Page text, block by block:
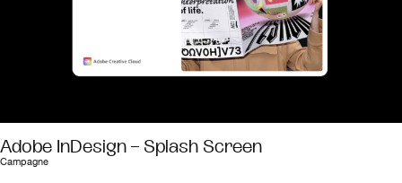
Adobe InDesign – Splash Screen
Campagne